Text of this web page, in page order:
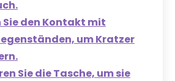
den Kontakt mit
um Kratzer
Sie die Tasche, um sie